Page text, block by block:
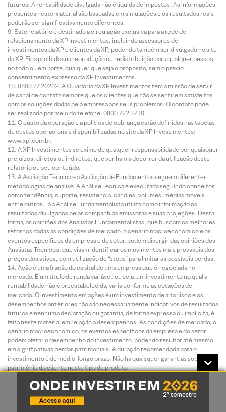
futuros. A rentabilidade divulgada não é líquida de impostos. As informações
presentes neste material são baseadas em simulações e os resultados reais
poderão ser significativamente diferentes.
Este relatório é destinado à circulação exclusiva para a rede de
relacionamento da XP Investimentos, incluindo assessores de
investimentos da XP e clientes da XP, podendo também ser divulgado no site
da XP. Fica proibida sua reprodução ou redistribuição para qualquer pessoa,
no todo ou em parte, qualquer que seja o propósito, sem o prévio
consentimento expresso da XP Investimentos.
0800 77 20202. A Ouvidoria da XP Investimentos tem a missão de servir
de canal de contato sempre que os clientes que não se sentirem satisfeitos
com as soluções dadas pela empresa aos seus problemas. O contato pode
ser realizado por meio do telefone: 0800 722 3710.
O custo da operação e a política de cobrança estão definidos nas tabelas
de custos operacionais disponibilizadas no site da XP Investimentos:
www.xpi.com.br.
A XP Investimentos se exime de qualquer responsabilidade por quaisquer
prejuízos, diretos ou indiretos, que venham a decorrer da utilização deste
relatório ou seu conteúdo.
A Avaliação Técnica e a Avaliação de Fundamentos seguem diferentes
metodologias de análise. A Análise Técnica é executada seguindo conceitos
como tendência, suporte, resistência, candles, volumes, médias móveis
entre outros. Já a Análise Fundamentalista utiliza como informação os
resultados divulgados pelas companhias emissoras e suas projeções. Desta
forma, as opiniões dos Analistas Fundamentalistas, que buscam os melhores
retornos dadas as condições de mercado, o cenário macroeconômico e os
eventos específicos da empresa e do setor, podem divergir das opiniões dos
Analistas Técnicos, que visam identificar os movimentos mais prováveis dos
preços dos ativos, com utilização de “stops” para limitar as possíveis perdas.
Ação é uma fração do capital de uma empresa que é negociada no
mercado. É um título de renda variável, ou seja, um investimento no qual a
rentabilidade não é preestabelecida, varia conforme as cotações de
mercado. O investimento em ações é um investimento de alto risco e os
desempenhos anteriores não são necessariamente indicativos de resultados
futuros e nenhuma declaração ou garantia, de forma expressa ou implícita, é
feita neste material em relação a desempenhos. As condições de mercado, o
cenário macroeconômico, os eventos específicos da empresa e do setor
podem afetar o desempenho do investimento, podendo resultar até mesmo
em significativas perdas patrimoniais. A duração recomendada para o
investimento é de médio-longo prazo. Não há quaisquer garantias sobre o
patrimônio do cliente neste tipo de produto.
investidores de perfil agressivo, de acordo com a política de suitability
praticada pela XP Investimentos. No mercado de opções, são negociados
direitos de compra ou venda de um bem por preço fixado em data futura,